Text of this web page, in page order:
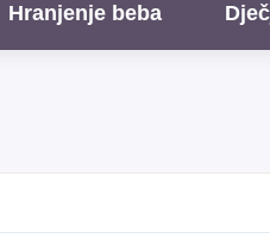
Hranjenje beba